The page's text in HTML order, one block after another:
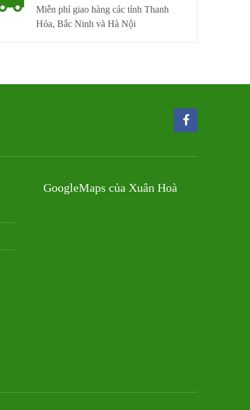
Miễn phí giao hàng các tỉnh Thanh
Hóa, Bắc Ninh và Hà Nội
GoogleMaps của Xuân Hoà